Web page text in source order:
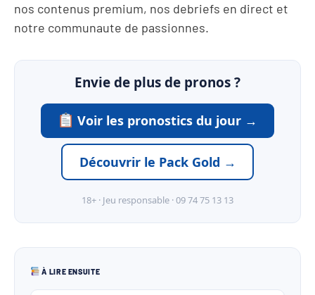
nos contenus premium, nos debriefs en direct et
notre communaute de passionnes.
Envie de plus de pronos ?
Voir les pronostics du jour →
Découvrir le Pack Gold →
18+ · Jeu responsable · 09 74 75 13 13
À LIRE ENSUITE